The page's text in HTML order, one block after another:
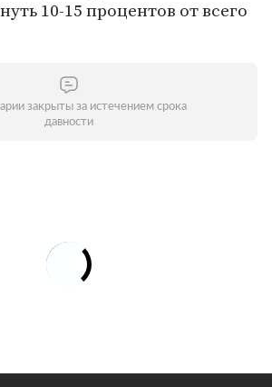
10-15 процентов от всего
закрыты за истечением срока
давности